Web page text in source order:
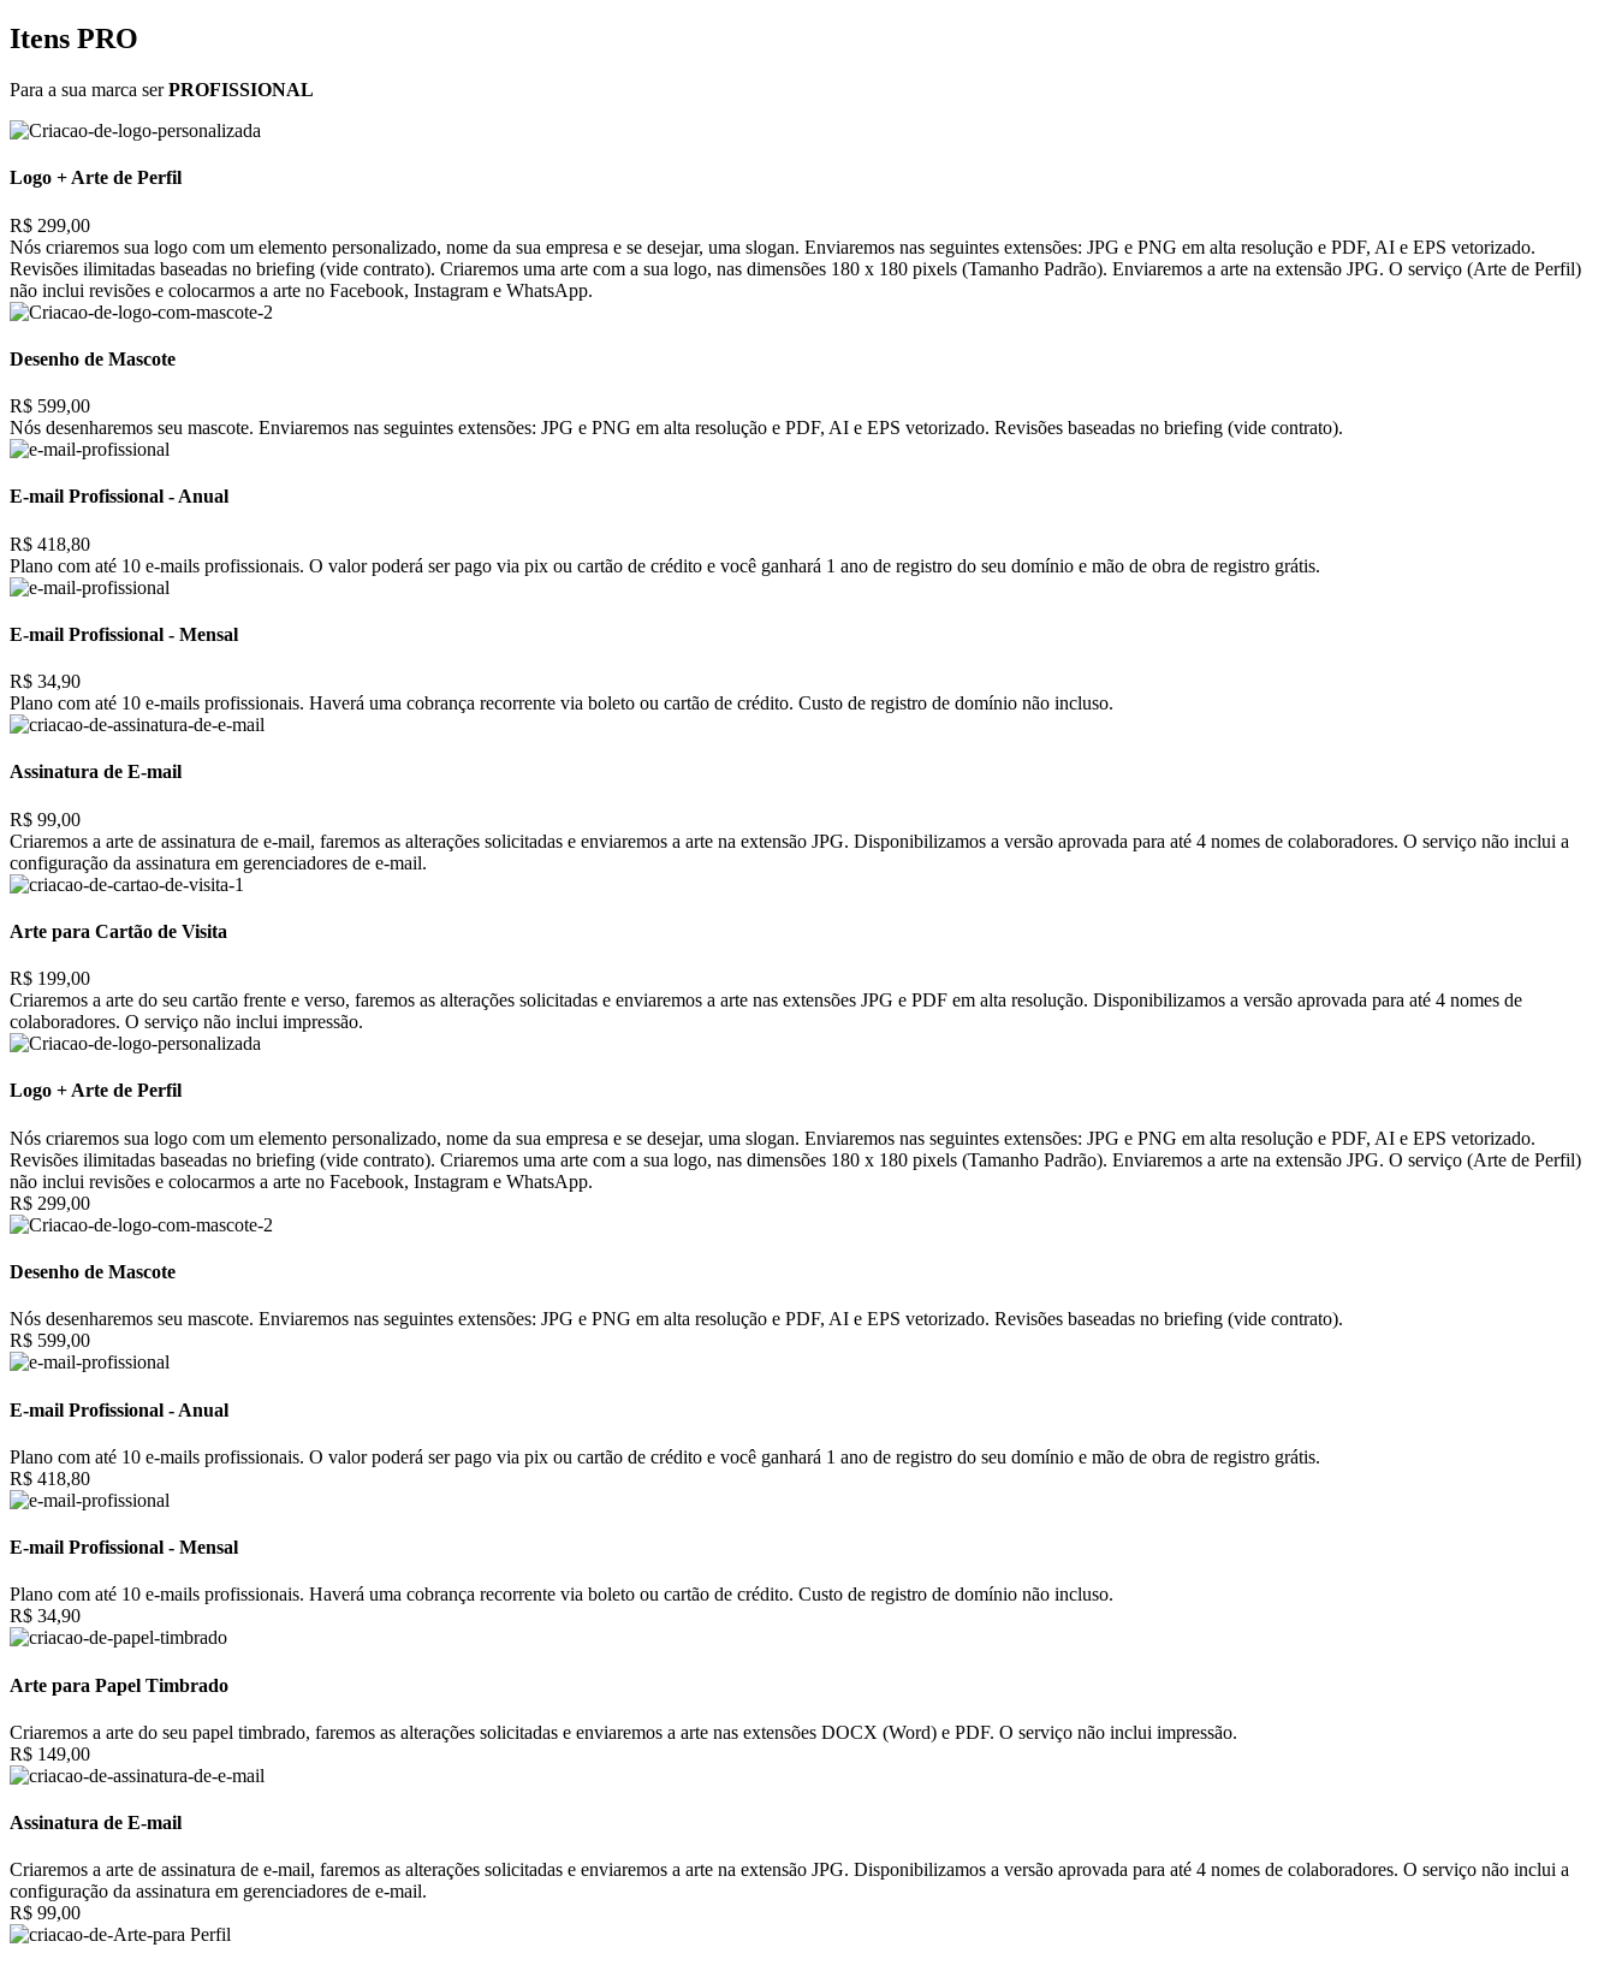
Itens PRO
Para a sua marca serPROFISSIONAL
Logo + Arte de Perfil
R$ 299,00
Nós criaremos sua logo com um elemento personalizado, nome da sua empresa e se desejar, uma slogan. Enviaremos nas seguintes extensões: JPG e PNG em alta resolução e PDF, AI e EPS vetorizado.
Revisões ilimitadas baseadas no briefing (vide contrato). Criaremos uma arte com a sua logo, nas dimensões 180 x 180 pixels (Tamanho Padrão). Enviaremos a arte na extensão JPG. O serviço (Arte de Perfil)
não inclui revisões e colocarmos a arte no Facebook, Instagram e WhatsApp.
Desenho de Mascote
R$ 599,00
Nós desenharemos seu mascote. Enviaremos nas seguintes extensões: JPG e PNG em alta resolução e PDF, AI e EPS vetorizado. Revisões baseadas no briefing (vide contrato).
E-mail Profissional - Anual
R$ 418,80
Plano com até 10 e-mails profissionais. O valor poderá ser pago via pix ou cartão de crédito e você ganhará 1 ano de registro do seu domínio e mão de obra de registro grátis.
E-mail Profissional - Mensal
R$ 34,90
Plano com até 10 e-mails profissionais. Haverá uma cobrança recorrente via boleto ou cartão de crédito. Custo de registro de domínio não incluso.
Assinatura de E-mail
R$ 99,00
Criaremos a arte de assinatura de e-mail, faremos as alterações solicitadas e enviaremos a arte na extensão JPG. Disponibilizamos a versão aprovada para até 4 nomes de colaboradores. O serviço não inclui a
configuração da assinatura em gerenciadores de e-mail.
Arte para Cartão de Visita
R$ 199,00
Criaremos a arte do seu cartão frente e verso, faremos as alterações solicitadas e enviaremos a arte nas extensões JPG e PDF em alta resolução. Disponibilizamos a versão aprovada para até 4 nomes de
colaboradores. O serviço não inclui impressão.
Logo + Arte de Perfil
Nós criaremos sua logo com um elemento personalizado, nome da sua empresa e se desejar, uma slogan. Enviaremos nas seguintes extensões: JPG e PNG em alta resolução e PDF, AI e EPS vetorizado.
Revisões ilimitadas baseadas no briefing (vide contrato). Criaremos uma arte com a sua logo, nas dimensões 180 x 180 pixels (Tamanho Padrão). Enviaremos a arte na extensão JPG. O serviço (Arte de Perfil)
não inclui revisões e colocarmos a arte no Facebook, Instagram e WhatsApp.
R$ 299,00
Desenho de Mascote
Nós desenharemos seu mascote. Enviaremos nas seguintes extensões: JPG e PNG em alta resolução e PDF, AI e EPS vetorizado. Revisões baseadas no briefing (vide contrato).
R$ 599,00
E-mail Profissional - Anual
Plano com até 10 e-mails profissionais. O valor poderá ser pago via pix ou cartão de crédito e você ganhará 1 ano de registro do seu domínio e mão de obra de registro grátis.
R$ 418,80
E-mail Profissional - Mensal
Plano com até 10 e-mails profissionais. Haverá uma cobrança recorrente via boleto ou cartão de crédito. Custo de registro de domínio não incluso.
R$ 34,90
Arte para Papel Timbrado
Criaremos a arte do seu papel timbrado, faremos as alterações solicitadas e enviaremos a arte nas extensões DOCX (Word) e PDF. O serviço não inclui impressão.
R$ 149,00
Assinatura de E-mail
Criaremos a arte de assinatura de e-mail, faremos as alterações solicitadas e enviaremos a arte na extensão JPG. Disponibilizamos a versão aprovada para até 4 nomes de colaboradores. O serviço não inclui a
configuração da assinatura em gerenciadores de e-mail.
R$ 99,00